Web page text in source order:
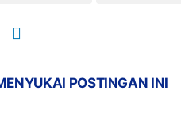
POSTINGAN INI